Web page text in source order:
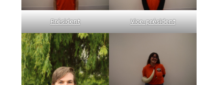
Président Vice-président